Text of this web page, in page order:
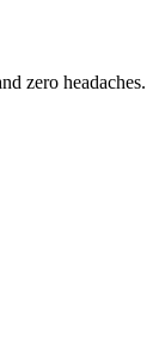
zero headaches.